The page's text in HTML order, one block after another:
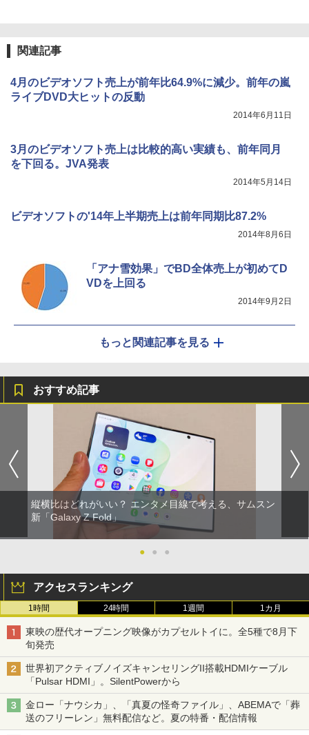
関連記事
4月のビデオソフト売上が前年比64.9%に減少。前年の嵐
ライブDVD大ヒットの反動
2014年6月11日
3月のビデオソフト売上は比較的高い実績も、前年同月
を下回る。JVA発表
2014年5月14日
ビデオソフトの'14年上半期売上は前年同期比87.2%
2014年8月6日
「アナ雪効果」でBD全体売上が初めてD
VDを上回る
2014年9月2日
もっと関連記事を見る
おすすめ記事
縦横比はどれがいい？ エンタメ目線で考える、サムスン
新「Galaxy Z Fold」
● ● ●
アクセスランキング
1時間 24時間 1週間 1カ月
東映の歴代オープニング映像がカプセルトイに。全5種で8月下
旬発売
世界初アクティブノイズキャンセリングII搭載HDMIケーブル
「Pulsar HDMI」。SilentPowerから
金ロー「ナウシカ」、「真夏の怪奇ファイル」、ABEMAで「葬
送のフリーレン」無料配信など。夏の特番・配信情報